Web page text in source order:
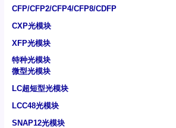
CFP/CFP2/CFP4/CFP8/CDFP
CXP光模块
XFP光模块
特种光模块
微型光模块
LC超短型光模块
LCC48光模块
SNAP12光模块